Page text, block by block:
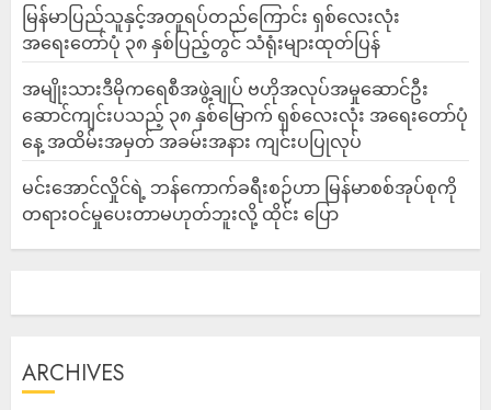
မြန်မာပြည်သူနှင့်အတူရပ်တည်ကြောင်း ရှစ်လေးလုံး
အရေးတော်ပုံ ၃၈ နှစ်ပြည့်တွင် သံရုံးများထုတ်ပြန်
အမျိုးသားဒီမိုကရေစီအဖွဲ့ချုပ် ဗဟိုအလုပ်အမှုဆောင်ဦး
ဆောင်ကျင်းပသည့် ၃၈ နှစ်မြောက် ရှစ်လေးလုံး အရေးတော်ပုံ
နေ့ အထိမ်းအမှတ် အခမ်းအနား ကျင်းပပြုလုပ်
မင်းအောင်လှိုင်ရဲ့ ဘန်ကောက်ခရီးစဉ်ဟာ မြန်မာစစ်အုပ်စုကို
တရားဝင်မှုပေးတာမဟုတ်ဘူးလို့ ထိုင်း ပြော
ARCHIVES